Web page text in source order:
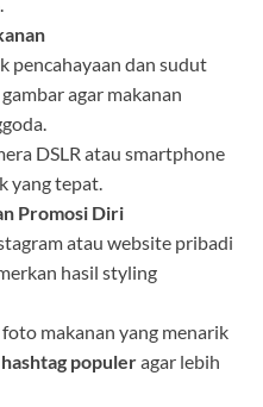
pencahayaan dan sudut
agar makanan
DSLR atau smartphone
yang tepat.
Promosi Diri
atau website pribadi
hasil styling
makanan yang menarik
hashtag populeragar lebih